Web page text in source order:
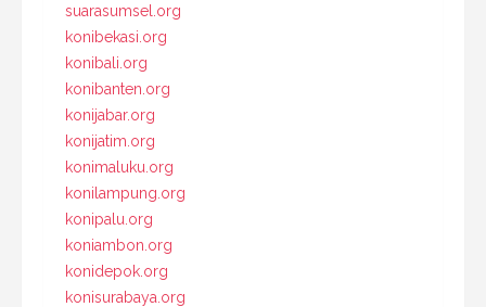
suarasumsel.org
konibekasi.org
konibali.org
konibanten.org
konijabar.org
konijatim.org
konimaluku.org
konilampung.org
konipalu.org
koniambon.org
konidepok.org
konisurabaya.org